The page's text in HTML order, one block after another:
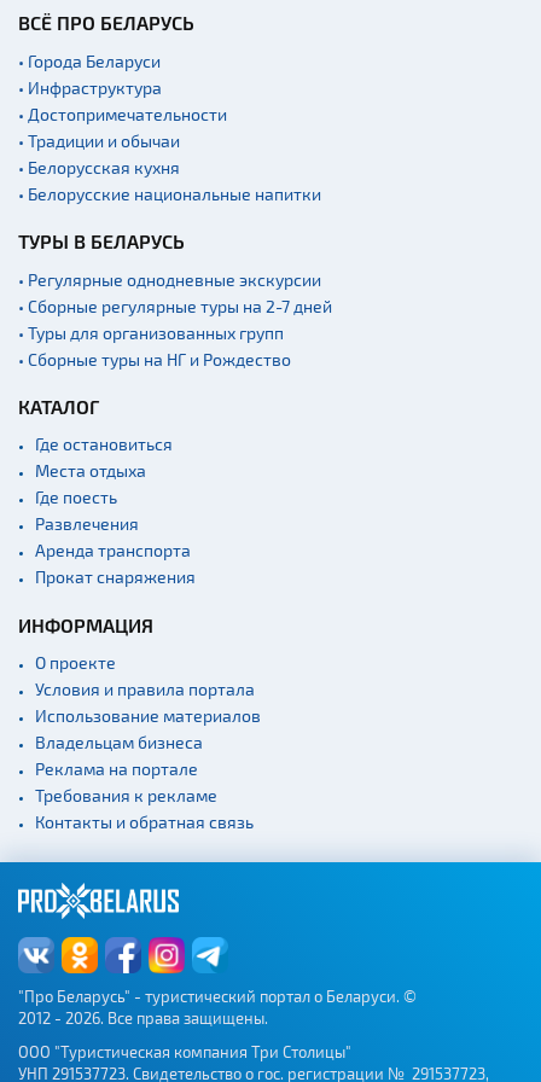
Мастер-классы
Квесты
Спортинг-клубы и тиры
Ратуши
Садово-парковая
архитектура
Памятники
Памятники известным
Монастыри
Костелы
Культурные центры
Начало и окончание
экскурсий: г. Минск
Спортивные
Веломаршруты
Аэропорты
вокзалы
ВСЁ ПРО БЕЛАРУСЬ
• Города Беларуси
• Инфраструктура
• Достопримечательности
• Традиции и обычаи
• Белорусская кухня
• Белорусские национальные напитки
ТУРЫ В БЕЛАРУСЬ
• Регулярные однодневные экскурсии
• Сборные регулярные туры на 2-7 дней
• Туры для организованных групп
• Сборные туры на НГ и Рождество
КАТАЛОГ
Где остановиться
Места отдыха
Где поесть
Развлечения
Аренда транспорта
Прокат снаряжения
ИНФОРМАЦИЯ
О проекте
Условия и правила портала
Использование материалов
Владельцам бизнеса
Реклама на портале
Требования к рекламе
Контакты и обратная связь
"Про Беларусь" - туристический портал о Беларуси. ©
2012 - 2026. Все права защищены.
ООО "Туристическая компания Три Столицы"
УНП 291537723. Свидетельство о гос. регистрации № 291537723,